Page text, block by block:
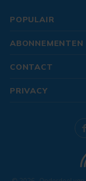
POPULAIR
ABONNEMENTEN
CONTACT
PRIVACY